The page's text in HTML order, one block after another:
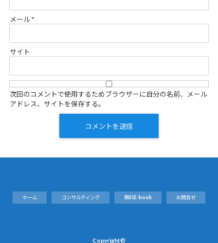
メール*
サイト
次回のコメントで使用するためブラウザーに自分の名前、メール
アドレス、サイトを保存する。
ホーム コンサルティング 無料E-book お問合せ
Copyright©